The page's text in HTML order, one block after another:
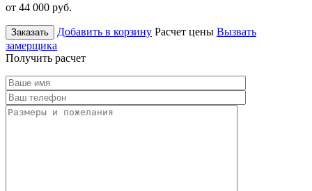
от 44 000 руб.
Заказать Добавить в корзину Расчет цены Вызвать
замерщика
Получить расчет